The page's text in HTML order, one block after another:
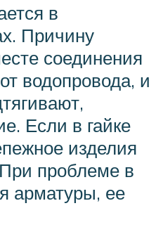
в
Причину
соединения
водопровода, и
Если в гайке
изделия
проблеме в
арматуры, ее